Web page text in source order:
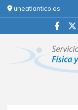
uneatlantico.es